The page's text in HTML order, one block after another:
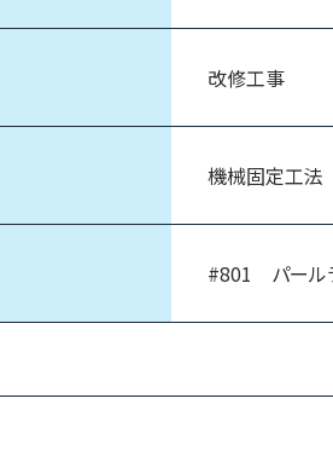
改修工事
機械固定工法
#801 パール